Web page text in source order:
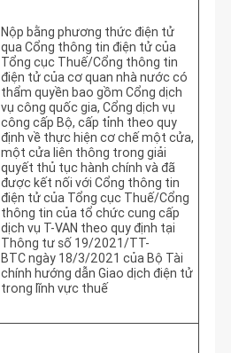
Nộp bằng phương thức điện tử
qua Cổng thông tin điện tử của
Tổng cục Thuế/Cổng thông tin
điện tử của cơ quan nhà nước có
thẩm quyền bao gồm Cổng dịch
vụ công quốc gia, Cổng dịch vụ
công cấp Bộ, cấp tỉnh theo quy
định về thực hiện cơ chế một cửa,
một cửa liên thông trong giải
quyết thủ tục hành chính và đã
được kết nối với Cổng thông tin
điện tử của Tổng cục Thuế/Cổng
thông tin của tổ chức cung cấp
dịch vụ T-VAN theo quy định tại
Thông tư số 19/2021/TT-
BTC ngày 18/3/2021 của Bộ Tài
chính hướng dẫn Giao dịch điện tử
trong lĩnh vực thuế